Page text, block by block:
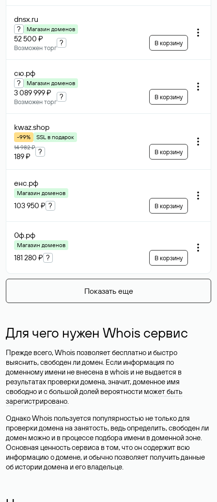
dnsx.ru
? Магазин доменов
52 500 ₽
Возможен торг
? В корзину
сю.рф
? Магазин доменов
3 089 999 ₽
Возможен торг
? В корзину
kwaz.shop
-99%
SSL в подарок
14 982 ₽
189 ₽
? В корзину
енс.рф
Магазин доменов
103 950 ₽ ? В корзину
0ф.рф
Магазин доменов
181 280 ₽ ? В корзину
Показать еще
Для чего нужен Whois сервис
Прежде всего, Whois позволяет бесплатно и быстро
выяснить, свободен ли домен. Если информация по
доменному имени не внесена в whois и не выдается в
результатах проверки домена, значит, доменное имя
свободно и с большой долей вероятности может быть
зарегистрировано.
Однако Whois пользуется популярностью не только для
проверки домена на занятость, ведь определить, свободен ли
домен можно и в процессе подбора имени в доменной зоне.
Основная ценность сервиса в том, что он содержит всю
информацию о домене, и обычно позволяет получить данные
об истории домена и его владельце.